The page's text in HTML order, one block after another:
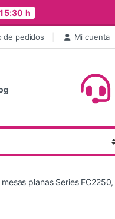
h
de pedidos Mi cuenta
planas Series